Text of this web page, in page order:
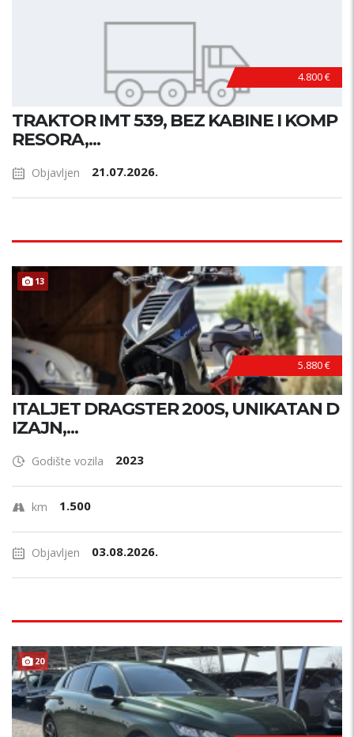
4.800 €
TRAKTOR IMT 539, BEZ KABINE I KOMP
RESORA,...
Objavljen 21.07.2026.
13
5.880 €
ITALJET DRAGSTER 200S, UNIKATAN D
IZAJN,...
Godište vozila 2023
km 1.500
Objavljen 03.08.2026.
20